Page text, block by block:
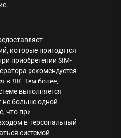
которые пригодятся
приобретении SIM-
рекомендуется
в ЛК. Тем более,
выполняется
не больше одной
что при
в персональный
системой